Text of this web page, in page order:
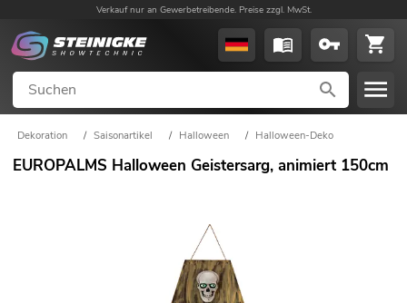
Verkauf nur an Gewerbetreibende. Preise zzgl. MwSt.
Dekoration / Saisonartikel / Halloween / Halloween-Deko
EUROPALMS Halloween Geistersarg, animiert 150cm